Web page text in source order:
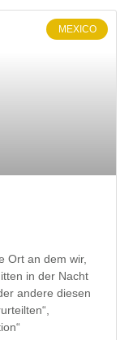
MEXICO
Ort an dem wir,
in der Nacht
andere diesen